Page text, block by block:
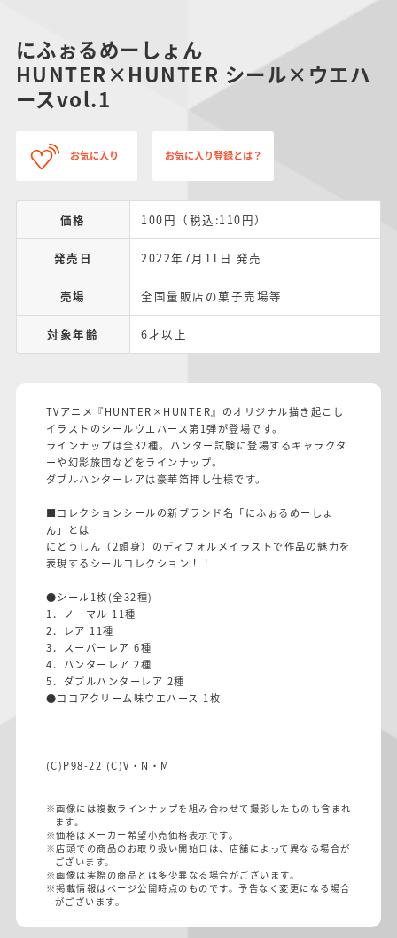
にふぉるめーしょん
HUNTER×HUNTER シール×ウエハ
ースvol.1
お気に入り お気に入り登録とは？
価格 100円（税込:110円）
発売日 2022年7月11日 発売
売場 全国量販店の菓子売場等
対象年齢 6才以上
TVアニメ『HUNTER×HUNTER』のオリジナル描き起こし
イラストのシールウエハース第1弾が登場です。
ラインナップは全32種。ハンター試験に登場するキャラクタ
ーや幻影旅団などをラインナップ。
ダブルハンターレアは豪華箔押し仕様です。
■コレクションシールの新ブランド名「にふぉるめーしょ
ん」とは
にとうしん（2頭身）のディフォルメイラストで作品の魅力を
表現するシールコレクション！！
●シール1枚(全32種)
1．ノーマル 11種
2．レア 11種
3．スーパーレア 6種
4．ハンターレア 2種
5．ダブルハンターレア 2種
●ココアクリーム味ウエハース 1枚
(C)P98-22 (C)V・N・M
※画像には複数ラインナップを組み合わせて撮影したものも含まれ
ます。
※価格はメーカー希望小売価格表示です。
※店頭での商品のお取り扱い開始日は、店舗によって異なる場合が
ございます。
※画像は実際の商品とは多少異なる場合がございます。
※掲載情報はページ公開時点のものです。予告なく変更になる場合
がございます。